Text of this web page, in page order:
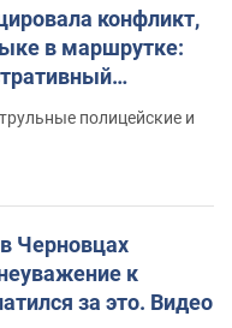
конфликт,
в маршрутке:
полицейские и
Черновцах
к
за это. Видео